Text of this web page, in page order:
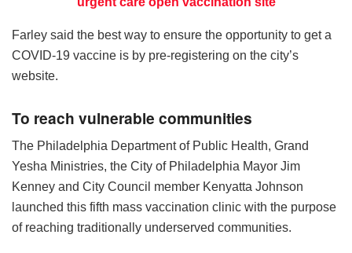
Farley said the best way to ensure the opportunity to get a
COVID-19 vaccine is by pre-registering on the city’s
website.
To reach vulnerable communities
The Philadelphia Department of Public Health, Grand
Yesha Ministries, the City of Philadelphia Mayor Jim
Kenney and City Council member Kenyatta Johnson
launched this fifth mass vaccination clinic with the purpose
of reaching traditionally underserved communities.